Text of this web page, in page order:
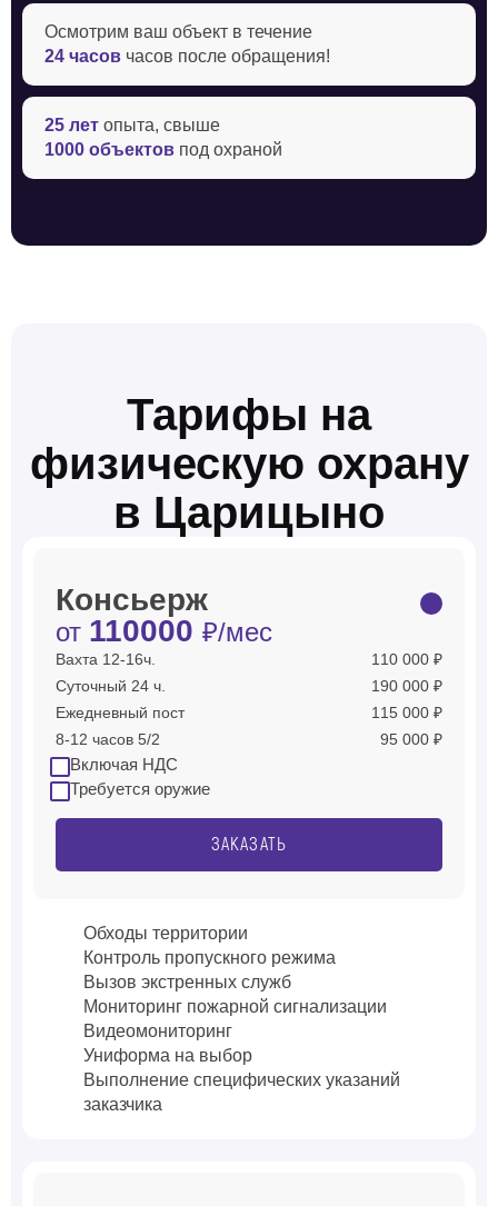
Осмотрим ваш объект в течение ‍
24 часов часов после обращения!
25 лет опыта, свыше
1000 объектов под охраной
Тарифы на
физическую охрану
в Царицыно
Консьерж
от 110000 ₽/мес
Вахта 12-16ч.
110 000 ₽
Суточный 24 ч.
190 000 ₽
Ежедневный пост
115 000 ₽
8-12 часов 5/2
95 000 ₽
Включая НДС
Требуется оружие
ЗАКАЗАТЬ
Обходы территории
Контроль пропускного режима
Вызов экстренных служб
Мониторинг пожарной сигнализации
Видеомониторинг
Униформа на выбор
Выполнение специфических указаний
заказчика